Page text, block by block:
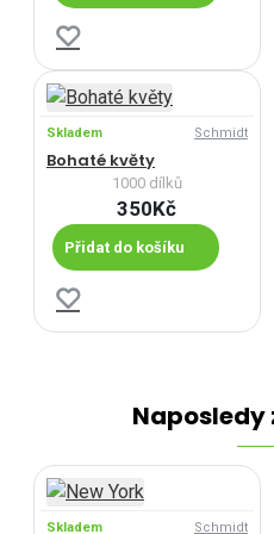
Skladem Schmidt
Bohaté květy
1000 dílků
350Kč
Přidat do košíku
Naposledy
Skladem Schmidt